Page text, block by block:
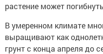
растение может
В умеренном климате
выращивают как
грунт с конца апреля до